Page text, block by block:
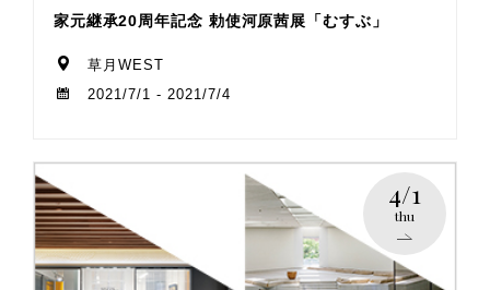
家元継承20周年記念 勅使河原茜展「むすぶ」
草月WEST
2021/7/1 - 2021/7/4
4/1
thu